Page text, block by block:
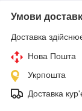
Умови
Доставка
Нова Пошта
Укрпошта
Доставка